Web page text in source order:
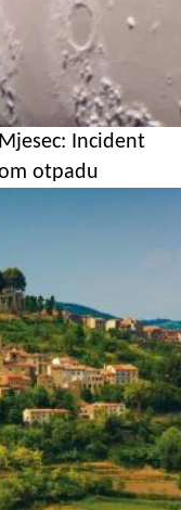
Incident
otpadu